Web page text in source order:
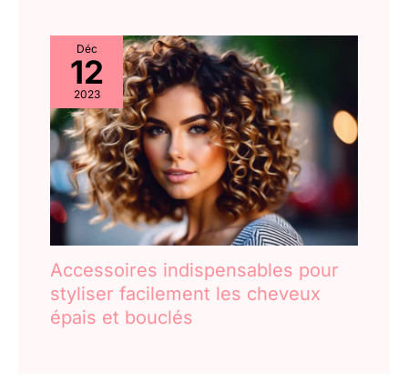
Déc
12
2023
Accessoires indispensables pour
styliser facilement les cheveux
épais et bouclés